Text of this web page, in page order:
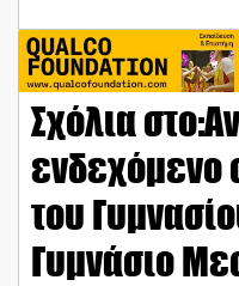
Σχόλια
του
Γυμνάσιο